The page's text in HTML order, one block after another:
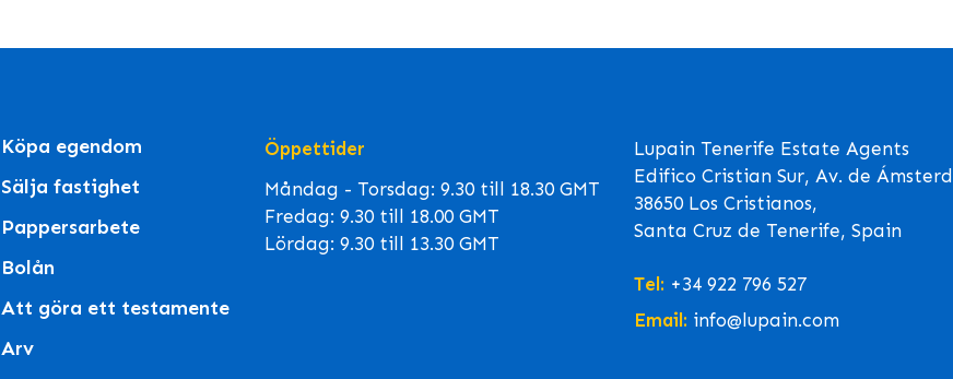
Köpa egendom
Sälja fastighet
Pappersarbete
Bolån
Att göra ett testamente
Arv
Öppettider
Måndag - Torsdag: 9.30 till 18.30 GMT
Fredag: 9.30 till 18.00 GMT
Lördag: 9.30 till 13.30 GMT
Lupain Tenerife Estate Agents
Edifico Cristian Sur, Av. de
38650 Los Cristianos,
Santa Cruz de Tenerife, Spain
Tel: +34 922 796 527
Email: info@lupain.com